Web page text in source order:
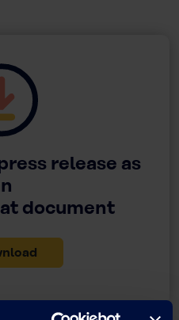
release as
document